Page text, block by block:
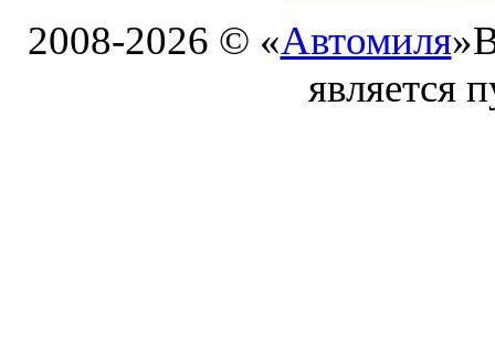
2008-2026 © «Автомиля»
является